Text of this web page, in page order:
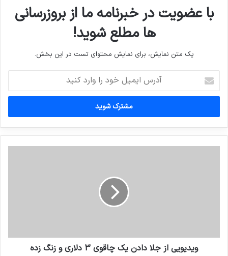
با عضویت در خبرنامه ما از بروزرسانی
ها مطلع شوید!
یک متن نمایش، برای نمایش محتوای تست در این بخش.
ایمیل
خود
وارد
کنید
ویدیویی از جلا دادن یک چاقوی 3 دلاری و زنگ زده